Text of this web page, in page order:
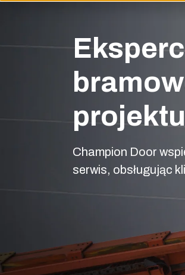
projektu
Champion Door
serwis, obsługując